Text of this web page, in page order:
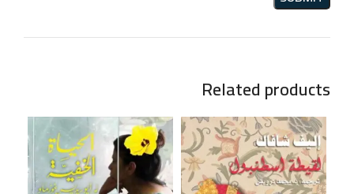
Related products